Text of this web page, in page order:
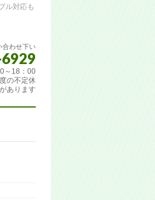
ル対応も
合わせ下い
～18：00
の不定休
あります